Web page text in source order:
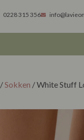
0228 315 356
/Sokken / White Stuff